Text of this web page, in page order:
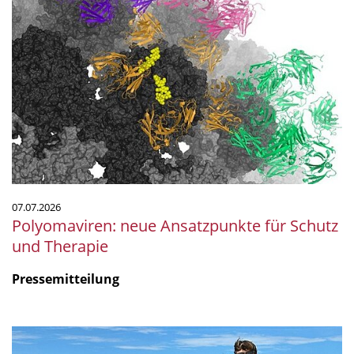
Polyomaviren:
neue
Ansatzpunkte
für
Schutz
und
Therapie
07.07.2026
Polyomaviren: neue Ansatzpunkte für Schutz
und Therapie
Pressemitteilung
Mikrobiologie